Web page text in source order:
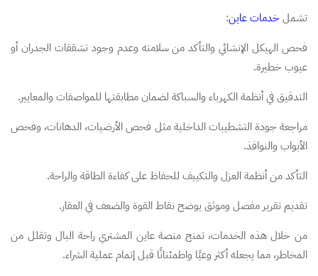
تشملخدمات عاين:
فحص الهيكل الإنشائي والتأكد من سلامته وعدم وجود تشققات الجدران أو
عيوب خطيرة.
التدقيق في أنظمة الكهرباء والسباكة لضمان مطابقتها للمواصفات والمعايير.
مراجعة جودة التشطيبات الداخلية مثل فحص الأرضيات، الدهانات، وفحص
الأبواب والنوافذ.
التأكد من أنظمة العزل والتكييف للحفاظ على كفاءة الطاقة والراحة.
تقديم تقرير مفصل وموثق يوضح نقاط القوة والضعف في العقار.
من خلال هذه الخدمات، تمنح منصة عاين المشتري راحة البال وتقلل من
المخاطر، مما يجعله أكثر وعيًا واطمئنانًا قبل إتمام عملية الشراء.